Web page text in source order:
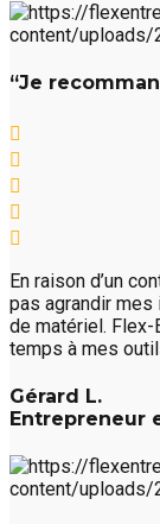
“Je
En raison d’un
pas agrandir
de matériel. Flex-
temps à mes
Gérard L.
Entrepreneur